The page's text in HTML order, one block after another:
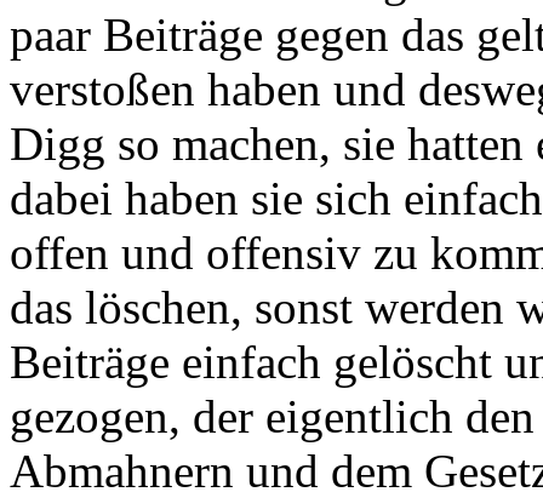
paar Beiträge gegen das
verstoßen haben und
Digg so machen, sie
dabei haben sie sich
offen und offensiv zu
das löschen, sonst werden
Beiträge einfach gelöscht
gezogen, der eigentlich
Abmahnern und dem